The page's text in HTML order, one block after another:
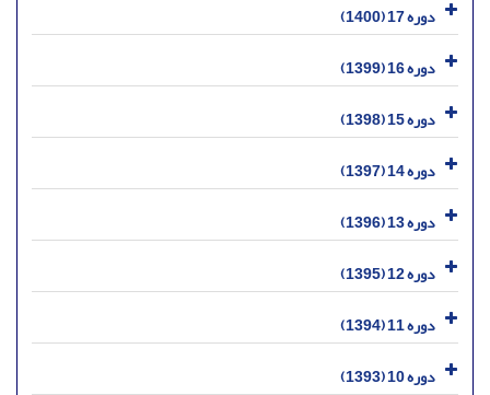
دوره 17 (1400)
دوره 16 (1399)
دوره 15 (1398)
دوره 14 (1397)
دوره 13 (1396)
دوره 12 (1395)
دوره 11 (1394)
دوره 10 (1393)